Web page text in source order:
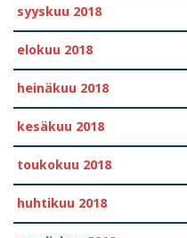
syyskuu 2018
elokuu 2018
heinäkuu 2018
kesäkuu 2018
toukokuu 2018
huhtikuu 2018